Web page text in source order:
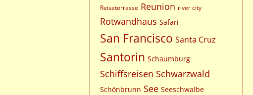
Reiseterrasse Reunion river city
Rotwandhaus Safari
San Francisco Santa Cruz
Santorin Schaumburg
Schiffsreisen Schwarzwald
Schönbrunn See Seeschwalbe